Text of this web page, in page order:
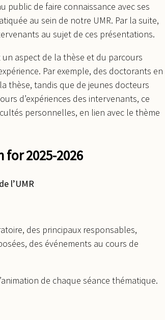
public de faire connaissance avec ses
au sein de notre UMR. Par la suite,
au sujet de ces présentations.
aspect de la thèse et du parcours
Par exemple, des doctorants en
thèse, tandis que de jeunes docteurs
d’expériences des intervenants, ce
personnelles, en lien avec le thème
for 2025-2026
l’UMR
des principaux responsables,
des événements au cours de
de chaque séance thématique.